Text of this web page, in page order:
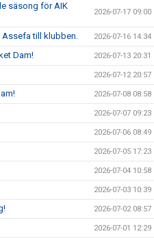
säsong för AIK
2026-07-17 09:00
Assefa till klubben. 2026-07-16 14:34
Dam! 2026-07-13 20:31
2026-07-12 20:57
2026-07-08 08:58
2026-07-07 09:23
2026-07-06 08:49
2026-07-05 17:23
2026-07-04 10:58
2026-07-03 10:39
2026-07-02 08:57
2026-07-01 12:29